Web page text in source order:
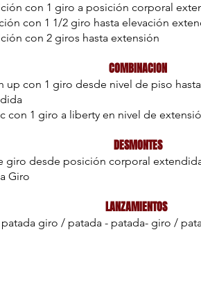
con 1 giro a posición corporal
con 1 1/2 giro hasta elevación
con 2 giros hasta extensión
COMBINACION
up con 1 giro desde nivel de piso
con 1 giro a liberty en nivel de
DESMONTES
giro desde posición corporal
Giro
LANZAMIENTOS
giro / patada - patada- giro /